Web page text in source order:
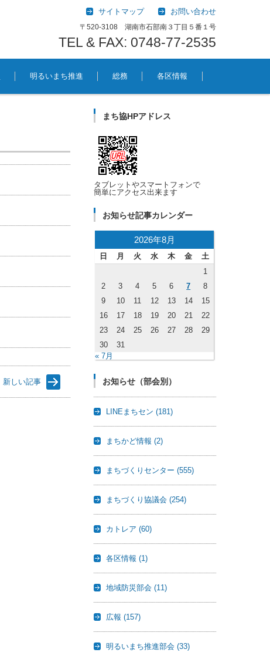
サイトマップ お問い合わせ
〒520-3108 湖南市石部南３丁目５番１号
TEL & FAX: 0748-77-2535
明るいまち推進 総務 各区情報
新しい記事
まち協HPアドレス
タブレットやスマートフォンで
簡単にアクセス出来ます
お知らせ記事カレンダー
2026年8月
日 月 火 水 木 金
土
1
2
3 4 5 6 7
8
9
10 11 12 13 14
15
16
17 18 19 20 21
22
23
24 25 26 27 28
29
30
31
« 7月
お知らせ（部会別）
LINEまちセン(181)
まちかど情報(2)
まちづくりセンター(555)
まちづくり協議会(254)
カトレア(60)
各区情報(1)
地域防災部会(11)
広報(157)
明るいまち推進部会(33)